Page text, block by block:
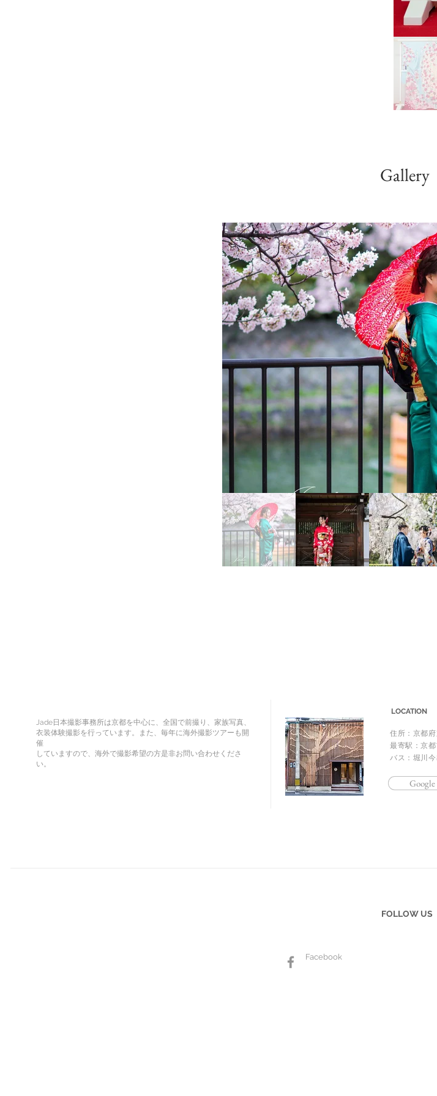
Gallery
Google
LOCATION
Jade日本撮影事務所は京都を中心に、全国で前撮り、家族写真、
衣装体験撮影を行っています。また、毎年に海外撮影ツアーも開
催
していますので、海外で撮影希望の方是非お問い合わせくださ
い。
住所：京都
最寄駅：京
バス：堀川
FOLLOW US
Facebook